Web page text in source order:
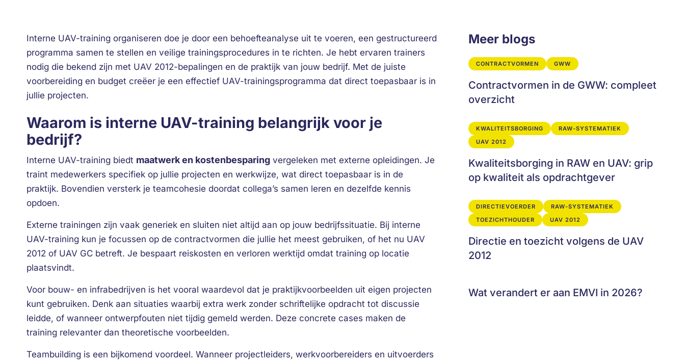
Interne UAV-training organiseren doe je door een behoefteanalyse uit te voeren, een gestructureerd
programma samen te stellen en veilige trainingsprocedures in te richten. Je hebt ervaren trainers
nodig die bekend zijn met UAV 2012-bepalingen en de praktijk van jouw bedrijf. Met de juiste
voorbereiding en budget creëer je een effectief UAV-trainingsprogramma dat direct toepasbaar is in
jullie projecten.
Waarom is interne UAV-training belangrijk voor je
bedrijf?
Interne UAV-training biedt maatwerk en kostenbesparing vergeleken met externe opleidingen. Je
traint medewerkers specifiek op jullie projecten en werkwijze, wat direct toepasbaar is in de
praktijk. Bovendien versterk je teamcohesie doordat collega’s samen leren en dezelfde kennis
opdoen.
Externe trainingen zijn vaak generiek en sluiten niet altijd aan op jouw bedrijfssituatie. Bij interne
UAV-training kun je focussen op de contractvormen die jullie het meest gebruiken, of het nu UAV
2012 of UAV GC betreft. Je bespaart reiskosten en verloren werktijd omdat training op locatie
plaatsvindt.
Voor bouw- en infrabedrijven is het vooral waardevol dat je praktijkvoorbeelden uit eigen projecten
kunt gebruiken. Denk aan situaties waarbij extra werk zonder schriftelijke opdracht tot discussie
leidde, of wanneer ontwerpfouten niet tijdig gemeld werden. Deze concrete cases maken de
training relevanter dan theoretische voorbeelden.
Teambuilding is een bijkomend voordeel. Wanneer projectleiders, werkvoorbereiders en uitvoerders
Meer blogs
CONTRACTVORMEN GWW
Contractvormen in de GWW: compleet
overzicht
KWALITEITSBORGING
RAW-SYSTEMATIEK
UAV 2012
Kwaliteitsborging in RAW en UAV: grip
op kwaliteit als opdrachtgever
DIRECTIEVOERDER
RAW-SYSTEMATIEK
TOEZICHTHOUDER
UAV 2012
Directie en toezicht volgens de UAV
2012
Wat verandert er aan EMVI in 2026?